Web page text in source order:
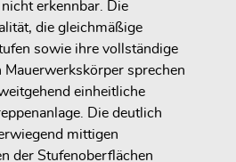
erkennbar. Die
die gleichmäßige
sowie ihre vollständige
Mauerwerkskörper sprechen
einheitliche
Die deutlich
mittigen
der Stufenoberflächen